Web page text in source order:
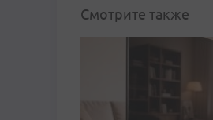
Смотрите также